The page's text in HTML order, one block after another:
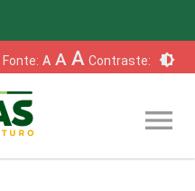
Fonte: A A A Contraste: brightness_6
menu